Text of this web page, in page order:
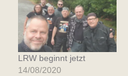
LRW beginnt jetzt
14/08/2020